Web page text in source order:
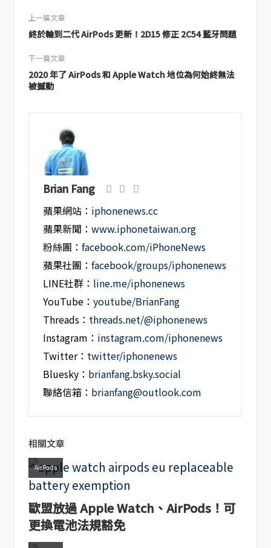
上一篇文章
終於輪到二代 AirPods 更新！2D15 修正 2C54 藍牙問題
下一篇文章
2020 年了 AirPods 和 Apple Watch 地位為何始終無法
被撼動
Brian Fang
蘋果網站： iphonenews.cc
蘋果新聞：www.iphonetaiwan.org
粉絲團：facebook.com/iPhoneNews
蘋果社團：facebook/groups/iphonenews
LINE社群： line.me/iphonenews
YouTube：youtube/BrianFang
Threads： threads.net/@iphonenews
Instagram： instagram.com/iphonenews
Twitter： twitter/iphonenews
Bluesky： brianfang.bsky.social
聯絡信箱： brianfang@outlook.com
相關文章
AirPods
歐盟放過 Apple Watch、AirPods！可
更換電池法規豁免